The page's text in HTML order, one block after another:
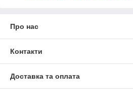
Про нас
Контакти
Доставка та оплата